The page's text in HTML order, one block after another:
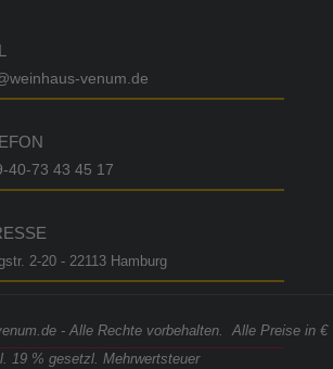
venum.de
40-73 43 45 17
2-20 - 22113 Hamburg
- Alle Rechte vorbehalten. Alle Preise in €
19 % gesetzl. Mehrwertsteuer